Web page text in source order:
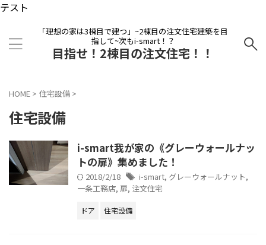
テスト
「理想の家は3棟目で建つ」~2棟目の注文住宅建築を目
指して~次もi-smart！？
目指せ！2棟目の注文住宅！！
HOME > 住宅設備 >
住宅設備
i-smart我が家の《グレーウォールナッ
トの扉》集めました！
2018/2/18 i-smart, グレーウォールナット,
一条工務店, 扉, 注文住宅
ドア 住宅設備